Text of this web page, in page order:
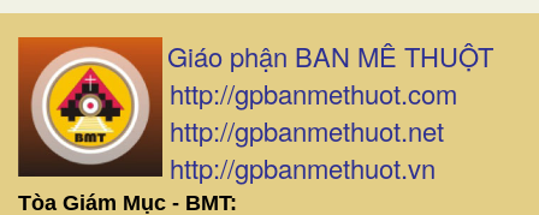
Giáo phận BAN MÊ THUỘT
http://gpbanmethuot.com
http://gpbanmethuot.net
http://gpbanmethuot.vn
Tòa Giám Mục - BMT: